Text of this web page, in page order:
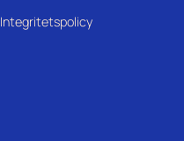
Integritetspolicy